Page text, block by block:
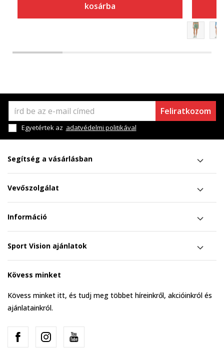
kosárba
Feliratkozom
Egyetértek az adatvédelmi politikával
Segítség a vásárlásban
Vevőszolgálat
Információ
Sport Vision ajánlatok
Kövess minket
Kövess minket itt, és tudj meg többet híreinkről, akcióinkról és
ajánlatainkról.